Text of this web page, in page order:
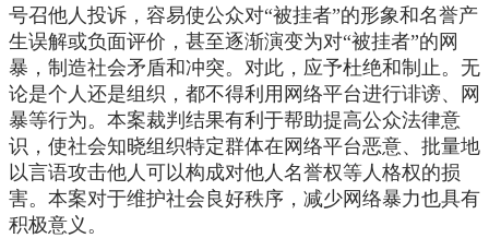
号召他人投诉，容易使公众对“被挂者”的形象和名誉产
生误解或负面评价，甚至逐渐演变为对“被挂者”的网
暴，制造社会矛盾和冲突。对此，应予杜绝和制止。无
论是个人还是组织，都不得利用网络平台进行诽谤、网
暴等行为。本案裁判结果有利于帮助提高公众法律意
识，使社会知晓组织特定群体在网络平台恶意、批量地
以言语攻击他人可以构成对他人名誉权等人格权的损
害。本案对于维护社会良好秩序，减少网络暴力也具有
积极意义。